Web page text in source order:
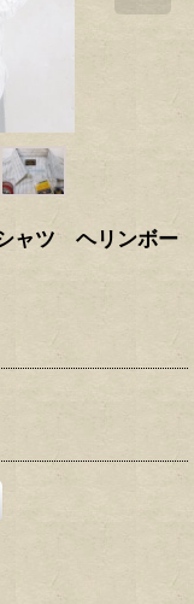
ャツ ヘリンボー